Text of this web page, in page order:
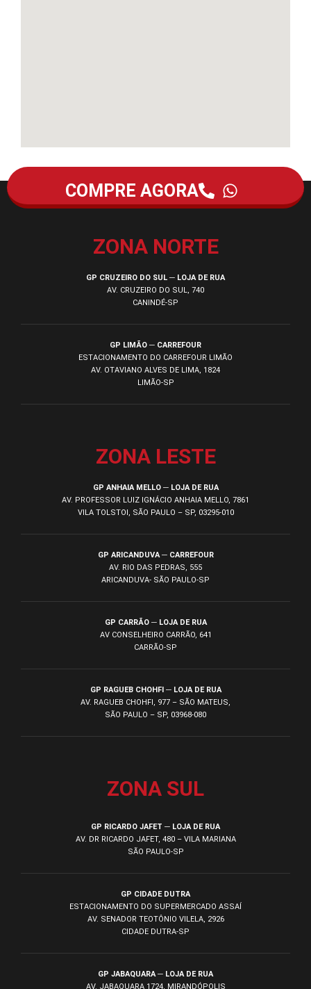
COMPRE AGORA
ZONA NORTE
GP CRUZEIRO DO SUL ─ LOJA DE RUA
AV. CRUZEIRO DO SUL, 740
CANINDÉ-SP
GP LIMÃO ─ CARREFOUR
ESTACIONAMENTO DO CARREFOUR LIMÃO
AV. OTAVIANO ALVES DE LIMA, 1824
LIMÃO-SP
ZONA LESTE
GP ANHAIA MELLO ─ LOJA DE RUA
AV. PROFESSOR LUIZ IGNÁCIO ANHAIA MELLO, 7861
VILA TOLSTOI, SÃO PAULO – SP, 03295-010
GP ARICANDUVA ─ CARREFOUR
AV. RIO DAS PEDRAS, 555
ARICANDUVA- SÃO PAULO-SP
GP CARRÃO ─ LOJA DE RUA
AV CONSELHEIRO CARRÃO, 641
CARRÃO-SP
GP RAGUEB CHOHFI ─ LOJA DE RUA
AV. RAGUEB CHOHFI, 977 – SÃO MATEUS,
SÃO PAULO – SP, 03968-080
ZONA SUL
GP RICARDO JAFET ─ LOJA DE RUA
AV. DR RICARDO JAFET, 480 – VILA MARIANA
SÃO PAULO-SP
GP CIDADE DUTRA
ESTACIONAMENTO DO SUPERMERCADO ASSAÍ
AV. SENADOR TEOTÔNIO VILELA, 2926
CIDADE DUTRA-SP
GP JABAQUARA ─ LOJA DE RUA
AV. JABAQUARA 1724, MIRANDÓPOLIS